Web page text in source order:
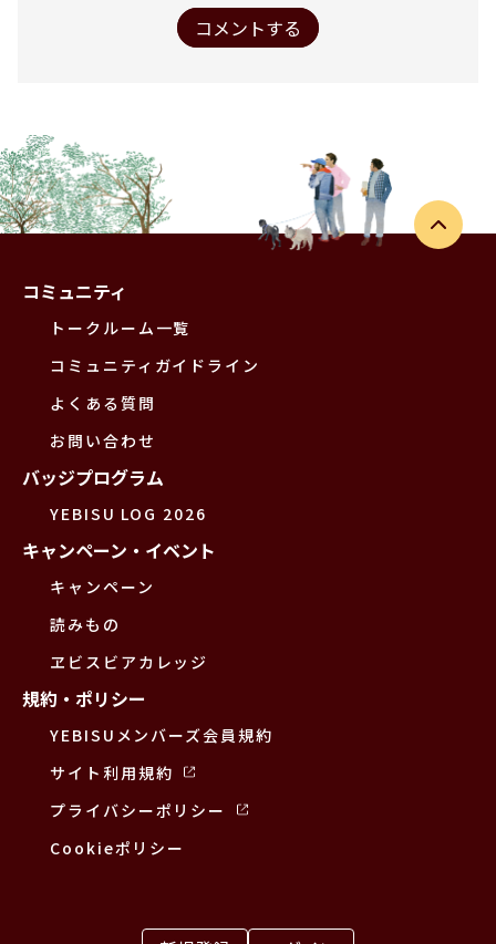
コメントする
コミュニティ
トークルーム一覧
コミュニティガイドライン
よくある質問
お問い合わせ
バッジプログラム
YEBISU LOG 2026
キャンペーン・イベント
キャンペーン
読みもの
ヱビスビアカレッジ
規約・ポリシー
YEBISUメンバーズ会員規約
サイト利用規約
プライバシーポリシー
Cookieポリシー